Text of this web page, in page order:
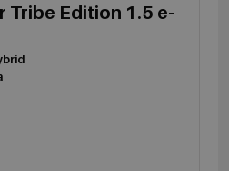
Tribe Edition 1.5 e-